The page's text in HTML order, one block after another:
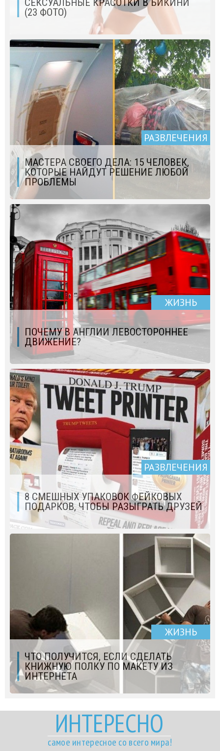
СЕКСУАЛЬНЫЕ КРАСОТКИ В БИКИНИ
(23 ФОТО)
РАЗВЛЕЧЕНИЯ
МАСТЕРА СВОЕГО ДЕЛА: 15 ЧЕЛОВЕК,
КОТОРЫЕ НАЙДУТ РЕШЕНИЕ ЛЮБОЙ
ПРОБЛЕМЫ
ЖИЗНЬ
ПОЧЕМУ В АНГЛИИ ЛЕВОСТОРОННЕЕ
ДВИЖЕНИЕ?
РАЗВЛЕЧЕНИЯ
8 СМЕШНЫХ УПАКОВОК ФЕЙКОВЫХ
ПОДАРКОВ, ЧТОБЫ РАЗЫГРАТЬ ДРУЗЕЙ
ЖИЗНЬ
ЧТО ПОЛУЧИТСЯ, ЕСЛИ СДЕЛАТЬ
КНИЖНУЮ ПОЛКУ ПО МАКЕТУ ИЗ
ИНТЕРНЕТА
ИНТЕРЕСНО
самое интересное со всего мира!